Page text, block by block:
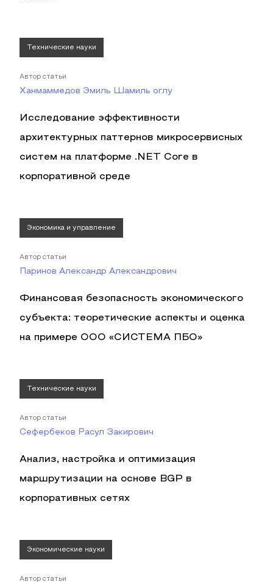
Технические науки
Автор статьи
Ханмаммедов Эмиль Шамиль оглу
Исследование эффективности
архитектурных паттернов микросервисных
систем на платформе .NET Core в
корпоративной среде
Экономика и управление
Автор статьи
Паринов Александр Александрович
Финансовая безопасность экономического
субъекта: теоретические аспекты и оценка
на примере ООО «СИСТЕМА ПБО»
Технические науки
Автор статьи
Сефербеков Расул Закирович
Анализ, настройка и оптимизация
маршрутизации на основе BGP в
корпоративных сетях
Экономические науки
Автор статьи